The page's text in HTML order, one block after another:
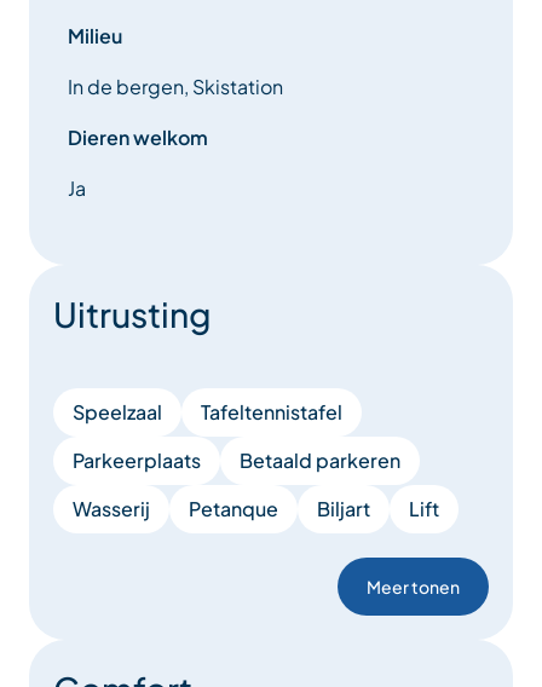
Milieu
In de bergen, Skistation
Dieren welkom
Ja
Uitrusting
Speelzaal
Tafeltennistafel
Parkeerplaats
Betaald parkeren
Wasserij
Petanque Biljart Lift
Meer tonen